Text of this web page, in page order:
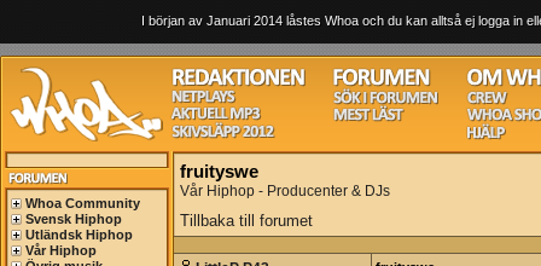
I början av Januari 2014 låstes Whoa och du kan alltså ej logga in
Whoa Community
Svensk Hiphop
Utländsk Hiphop
Vår Hiphop
fruityswe
Vår Hiphop - Producenter & DJs
Tillbaka till forumet